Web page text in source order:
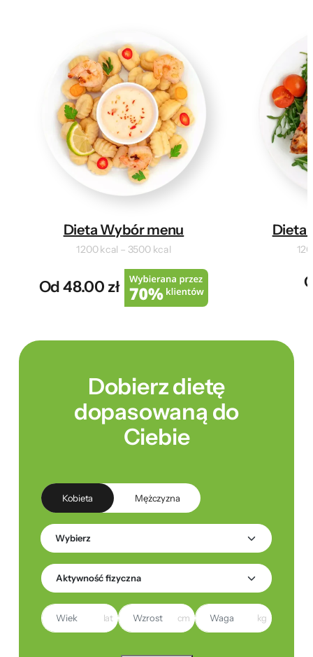
Dieta Wybór menu
1200 kcal – 3500 kcal
Od 48.00 zł
Dieta
Dobierz dietę
dopasowaną do
Ciebie
Kobieta Mężczyzna
lat cm kg